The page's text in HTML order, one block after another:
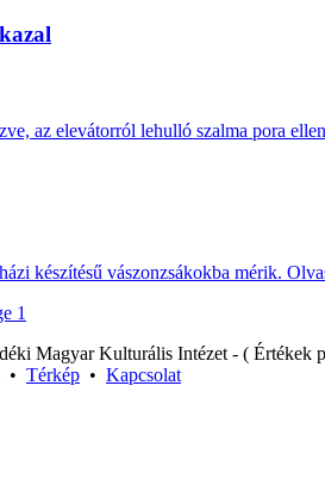
az elevátorról lehulló szalma pora
készítésű vászonzsákokba mérik.
1
Magyar Kulturális Intézet - ( Értékek
• Térkép • Kapcsolat